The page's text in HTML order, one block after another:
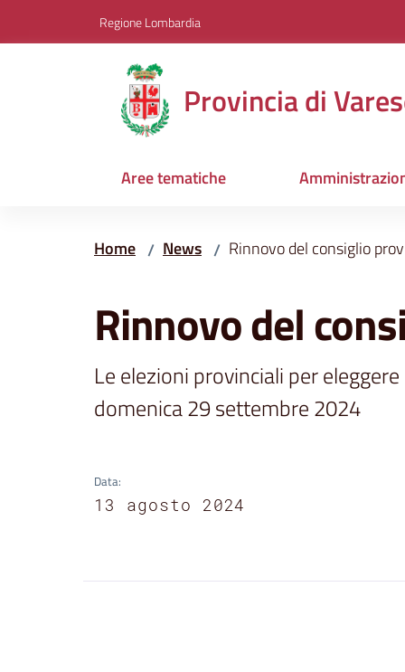
Regione Lombardia
Provincia di
Aree tematiche
Home / News / Rinnovo del consiglio
Rinnovo del
Le elezioni provinciali per
domenica 29 settembre 2024
Data:
13 agosto 2024